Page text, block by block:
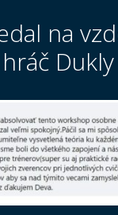
na